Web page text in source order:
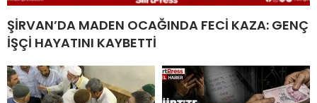
ŞİRVAN’DA MADEN OCAĞINDA FECİ KAZA: GENÇ
İŞÇİ HAYATINI KAYBETTİ